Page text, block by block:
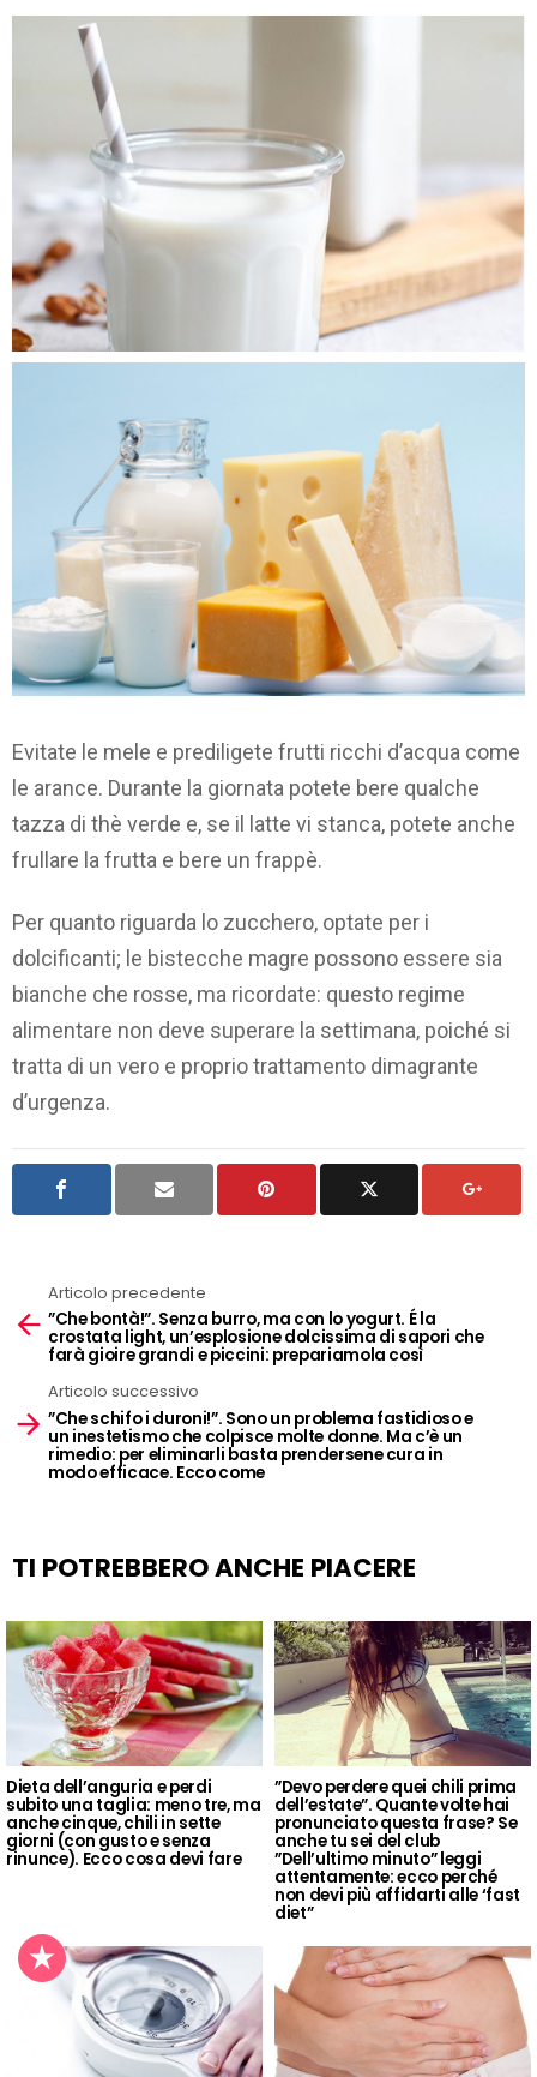
Evitate le mele e prediligete frutti ricchi d’acqua come
le arance. Durante la giornata potete bere qualche
tazza di thè verde e, se il latte vi stanca, potete anche
frullare la frutta e bere un frappè.
Per quanto riguarda lo zucchero, optate per i
dolcificanti; le bistecche magre possono essere sia
bianche che rosse, ma ricordate: questo regime
alimentare non deve superare la settimana, poiché si
tratta di un vero e proprio trattamento dimagrante
d’urgenza.
more
Articolo precedente
”Che bontà!”. Senza burro, ma con lo yogurt. É la
crostata light, un’esplosione dolcissima di sapori che
farà gioire grandi e piccini: prepariamola così
Articolo successivo
”Che schifo i duroni!”. Sono un problema fastidioso e
un inestetismo che colpisce molte donne. Ma c’è un
rimedio: per eliminarli basta prendersene cura in
modo efficace. Ecco come
TI POTREBBERO ANCHE PIACERE
Dieta dell’anguria e perdi
subito una taglia: meno tre, ma
anche cinque, chili in sette
giorni (con gusto e senza
rinunce). Ecco cosa devi fare
”Devo perdere quei chili prima
dell’estate”. Quante volte hai
pronunciato questa frase? Se
anche tu sei del club
”Dell’ultimo minuto” leggi
attentamente: ecco perché
non devi più affidarti alle ‘fast
diet”